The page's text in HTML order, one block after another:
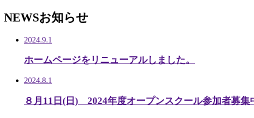
NEWSお知らせ
2024.9.1
ホームページをリニューアルしました。
2024.8.1
８月11日(日) 2024年度オープンスクール参加者募集